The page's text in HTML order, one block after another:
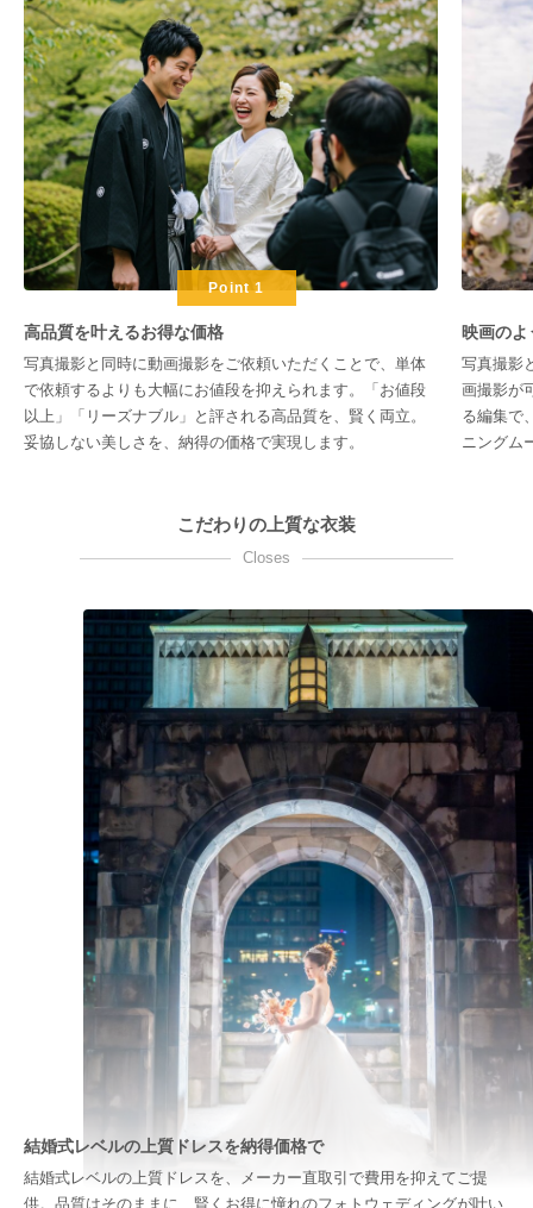
Point 1
高品質を叶えるお得な価格
写真撮影と同時に動画撮影をご依頼いただくことで、単体
で依頼するよりも大幅にお値段を抑えられます。「お値段
以上」「リーズナブル」と評される高品質を、賢く両立。
妥協しない美しさを、納得の価格で実現します。
映画の
写真撮影
画撮影が
る編集で
ニングム
こだわりの上質な衣装
Closes
結婚式レベルの上質ドレスを納得価格で
結婚式レベルの上質ドレスを、メーカー直取引で費用を抑えてご提
供。品質はそのままに、賢くお得に憧れのフォトウェディングが叶い